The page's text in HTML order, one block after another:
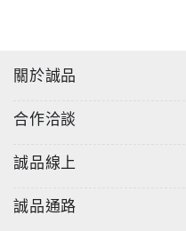
問題，都可藉著問話技術
溝通當然重要，但如果
睞照顧，得到更多表現機
得到最多幫助和合作；團
順利達成；朋友客戶的好
關於誠品
合作洽談
誠品線上
誠品通路